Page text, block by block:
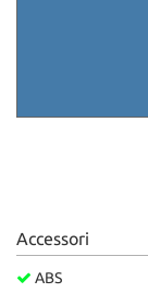
Accessori
ABS